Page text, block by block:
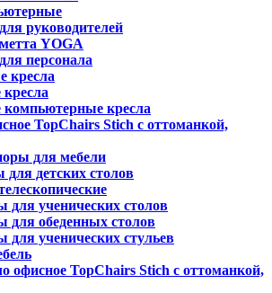
руководителей
YOGA
персонала
кресла
кресла
компьютерные кресла
для мебели
для детских столов
для ученических столов
для обеденных столов
для ученических стульев